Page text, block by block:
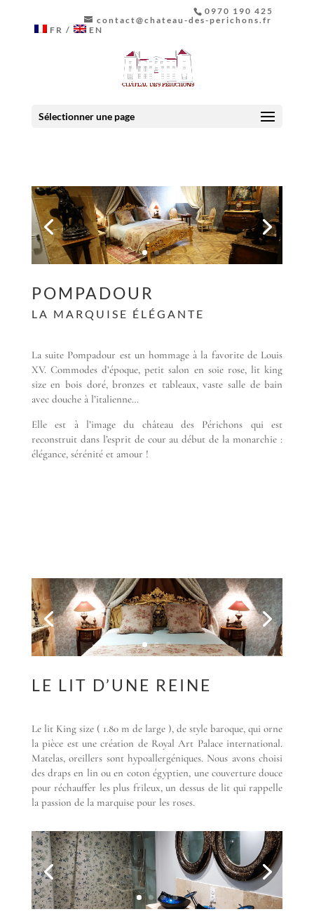
0970 190 425
contact@chateau-des-perichons.fr
FR
EN
Sélectionner une page
POMPADOUR
LA MARQUISE ÉLÉGANTE
La suite Pompadour est un hommage à la favorite de Louis
XV. Commodes d’époque, petit salon en soie rose, lit king
size en bois doré, bronzes et tableaux, vaste salle de bain
avec douche à l’italienne…
Elle est à l’image du château des Périchons qui est
reconstruit dans l’esprit de cour au début de la monarchie :
élégance, sérénité et amour !
LE LIT D’UNE REINE
Le lit King size ( 1.80 m de large ), de style baroque, qui orne
la pièce est une création de Royal Art Palace international.
Matelas, oreillers sont hypoallergéniques. Nous avons choisi
des draps en lin ou en coton égyptien, une couverture douce
pour réchauffer les plus frileux, un dessus de lit qui rappelle
la passion de la marquise pour les roses.